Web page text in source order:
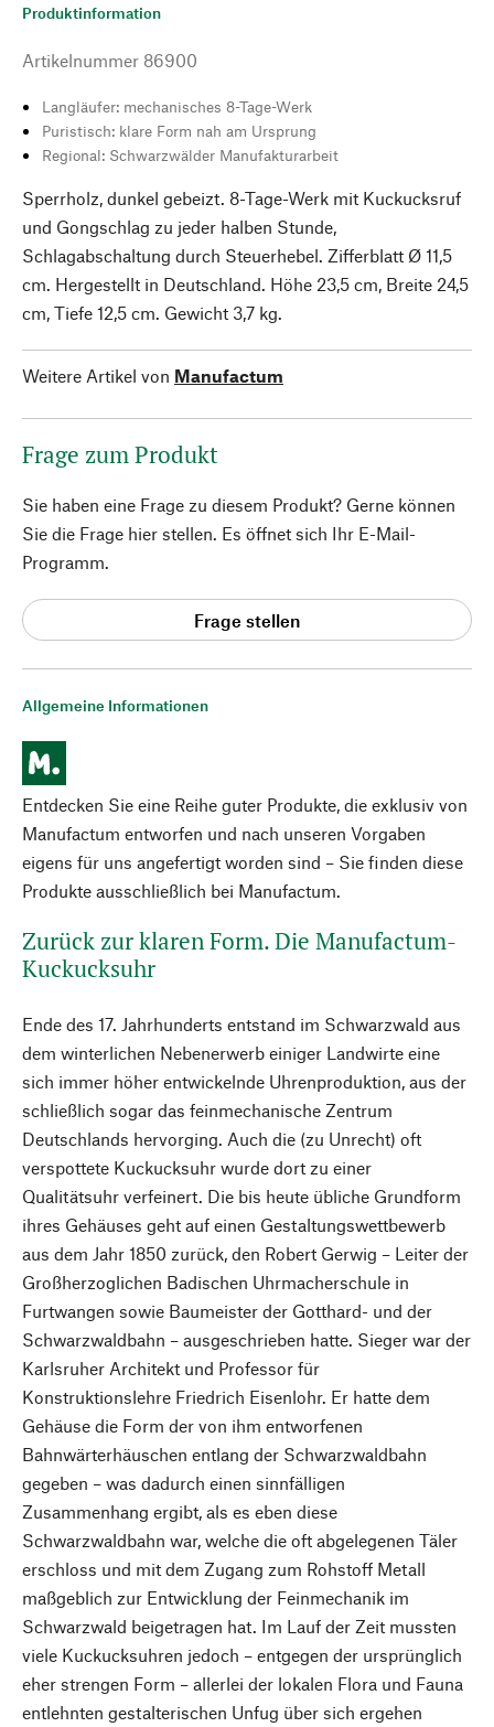
Allgemeine Informationen
Entdecken Sie eine Reihe guter Produkte, die exklusiv von
Manufactum entworfen und nach unseren Vorgaben
eigens für uns angefertigt worden sind – Sie finden diese
Produkte ausschließlich bei Manufactum.
Zurück zur klaren Form. Die Manufactum-
Kuckucksuhr
Ende des 17. Jahrhunderts entstand im Schwarzwald aus
dem winterlichen Nebenerwerb einiger Landwirte eine
sich immer höher entwickelnde Uhrenproduktion, aus der
schließlich sogar das feinmechanische Zentrum
Deutschlands hervorging. Auch die (zu Unrecht) oft
verspottete Kuckucksuhr wurde dort zu einer
Qualitätsuhr verfeinert. Die bis heute übliche Grundform
ihres Gehäuses geht auf einen Gestaltungswettbewerb
aus dem Jahr 1850 zurück, den Robert Gerwig – Leiter der
Großherzoglichen Badischen Uhrmacherschule in
Furtwangen sowie Baumeister der Gotthard- und der
Schwarzwaldbahn – ausgeschrieben hatte. Sieger war der
Karlsruher Architekt und Professor für
Konstruktionslehre Friedrich Eisenlohr. Er hatte dem
Gehäuse die Form der von ihm entworfenen
Bahnwärterhäuschen entlang der Schwarzwaldbahn
gegeben – was dadurch einen sinnfälligen
Zusammenhang ergibt, als es eben diese
Schwarzwaldbahn war, welche die oft abgelegenen Täler
erschloss und mit dem Zugang zum Rohstoff Metall
maßgeblich zur Entwicklung der Feinmechanik im
Schwarzwald beigetragen hat. Im Lauf der Zeit mussten
viele Kuckucksuhren jedoch – entgegen der ursprünglich
eher strengen Form – allerlei der lokalen Flora und Fauna
entlehnten gestalterischen Unfug über sich ergehen
Produktinformation
Artikelnummer 86900
Langläufer: mechanisches 8-Tage-Werk
Puristisch: klare Form nah am Ursprung
Regional: Schwarzwälder Manufakturarbeit
Sperrholz, dunkel gebeizt. 8-Tage-Werk mit Kuckucksruf
und Gongschlag zu jeder halben Stunde,
Schlagabschaltung durch Steuerhebel. Zifferblatt Ø 11,5
cm. Hergestellt in Deutschland. Höhe 23,5 cm, Breite 24,5
cm, Tiefe 12,5 cm. Gewicht 3,7 kg.
Weitere Artikel von Manufactum
Frage zum Produkt
Sie haben eine Frage zu diesem Produkt? Gerne können
Sie die Frage hier stellen. Es öffnet sich Ihr E-Mail-
Programm.
Frage stellen